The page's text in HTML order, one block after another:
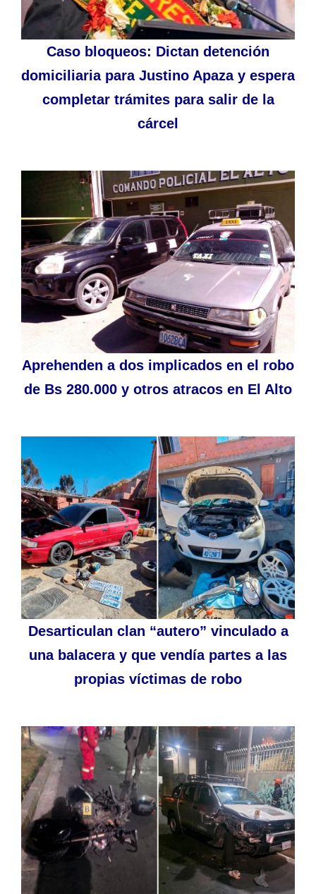
Caso bloqueos: Dictan detención
domiciliaria para Justino Apaza y espera
completar trámites para salir de la
cárcel
Aprehenden a dos implicados en el robo
de Bs 280.000 y otros atracos en El Alto
Desarticulan clan “autero” vinculado a
una balacera y que vendía partes a las
propias víctimas de robo